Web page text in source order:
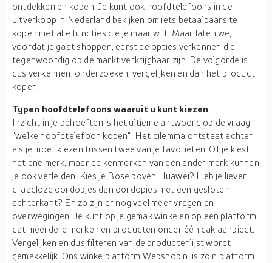
ontdekken en kopen. Je kunt ook hoofdtelefoons in de
uitverkoop in Nederland bekijken om iets betaalbaars te
kopen met alle functies die je maar wilt. Maar laten we,
voordat je gaat shoppen, eerst de opties verkennen die
tegenwoordig op de markt verkrijgbaar zijn. De volgorde is
dus verkennen, onderzoeken, vergelijken en dan het product
kopen.
Typen hoofdtelefoons waaruit u kunt kiezen
Inzicht in je behoeften is het ultieme antwoord op de vraag
"welke hoofdtelefoon kopen". Het dilemma ontstaat echter
als je moet kiezen tussen twee van je favorieten. Of je kiest
het ene merk, maar de kenmerken van een ander merk kunnen
je ook verleiden. Kies je Bose boven Huawei? Heb je liever
draadloze oordopjes dan oordopjes met een gesloten
achterkant? En zo zijn er nog veel meer vragen en
overwegingen. Je kunt op je gemak winkelen op een platform
dat meerdere merken en producten onder één dak aanbiedt.
Vergelijken en dus filteren van de productenlijst wordt
gemakkelijk. Ons winkelplatform Webshop.nl is zo'n platform